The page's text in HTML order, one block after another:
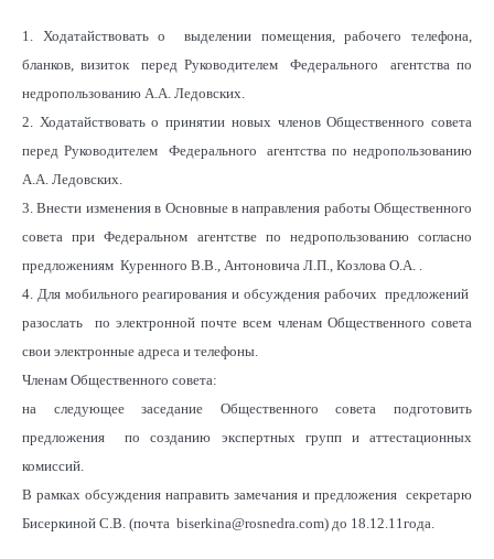
1. Ходатайствовать о выделении помещения, рабочего телефона,
бланков, визиток перед Руководителем Федерального агентства по
недропользованию А.А. Ледовских.
2. Ходатайствовать о принятии новых членов Общественного совета
перед Руководителем Федерального агентства по недропользованию
А.А. Ледовских.
3. Внести изменения в Основные в направления работы Общественного
совета при Федеральном агентстве по недропользованию согласно
предложениям Куренного В.В., Антоновича Л.П., Козлова О.А. .
4. Для мобильного реагирования и обсуждения рабочих предложений
разослать по электронной почте всем членам Общественного совета
свои электронные адреса и телефоны.
Членам Общественного совета:
на следующее заседание Общественного совета подготовить
предложения по созданию экспертных групп и аттестационных
комиссий.
В рамках обсуждения направить замечания и предложения секретарю
Бисеркиной С.В. (почта biserkina@rosnedra.com) до 18.12.11года.